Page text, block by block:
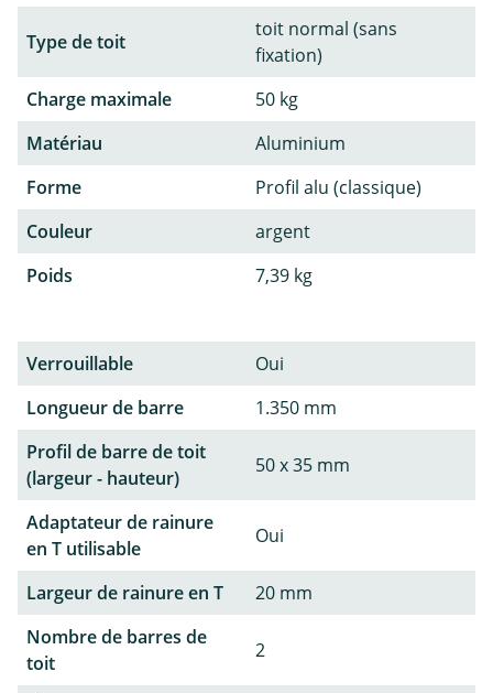
Type de toit
toit normal (sans
fixation)
Charge maximale
50 kg
Matériau
Aluminium
Forme
Profil alu (classique)
Couleur
argent
Poids
7,39 kg
Verrouillable
Oui
Longueur de barre
1.350 mm
Profil de barre de toit
(largeur - hauteur)
50 x 35 mm
Adaptateur de rainure
en T utilisable
Oui
Largeur de rainure en T
20 mm
Nombre de barres de
toit
2